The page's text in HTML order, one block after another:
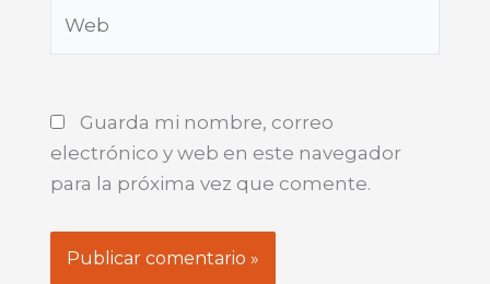
Guarda mi nombre, correo
electrónico y web en este navegador
para la próxima vez que comente.